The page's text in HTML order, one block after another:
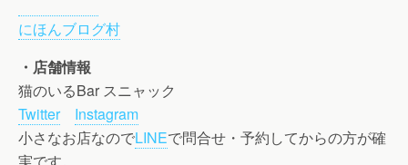
にほんブログ村
・店舗情報
猫のいるBar スニャック
Twitter
Instagram
小さなお店なのでLINEで問合せ・予約してからの方が確